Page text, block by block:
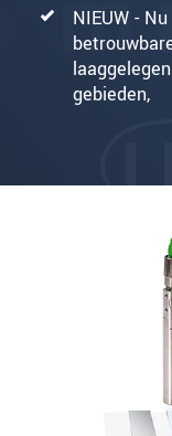
NIEUW -
gebieden,